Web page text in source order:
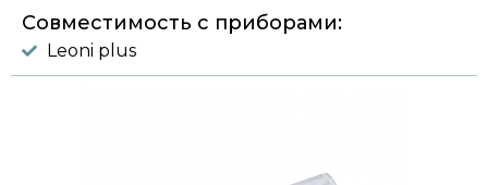
Совместимость с приборами:
Leoni plus